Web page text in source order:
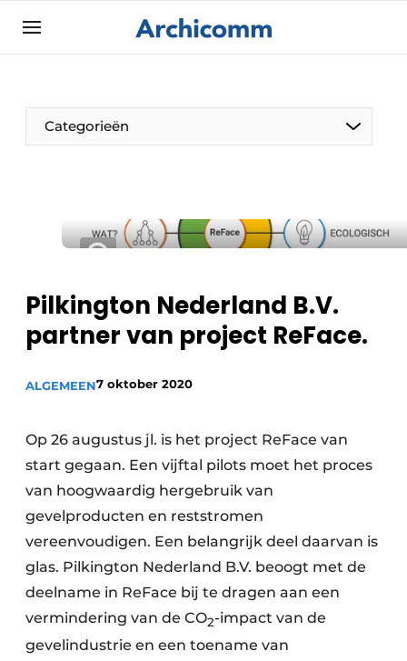
Aanmelden
ArchiComm | Magazine over architectuur,
interieur- & landschapsarchitectuur
Nieuwsbrief
Privacy / Cookie statement
Vacature aanmelden
Video’s
Categorieën
Pilkington Nederland B.V.
partner van project ReFace.
ALGEMEEN7 oktober 2020
Op 26 augustus jl. is het project ReFace van
start gegaan. Een vijftal pilots moet het proces
van hoogwaardig hergebruik van
gevelproducten en reststromen
vereenvoudigen. Een belangrijk deel daarvan is
glas. Pilkington Nederland B.V. beoogt met de
deelname in ReFace bij te dragen aan een
vermindering van de CO2-impact van de
gevelindustrie en een toename van